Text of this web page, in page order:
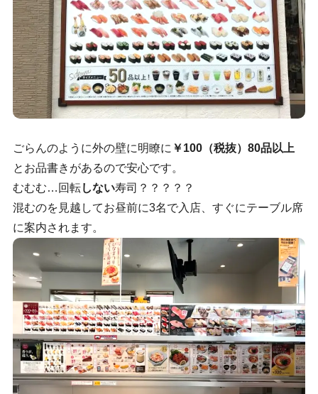
ごらんのように外の壁に明瞭に ￥100（税抜）80品以上
とお品書きがあるので安心です。
むむむ…回転しない寿司？？？？？
混むのを見越してお昼前に3名で入店、すぐにテーブル席
に案内されます。